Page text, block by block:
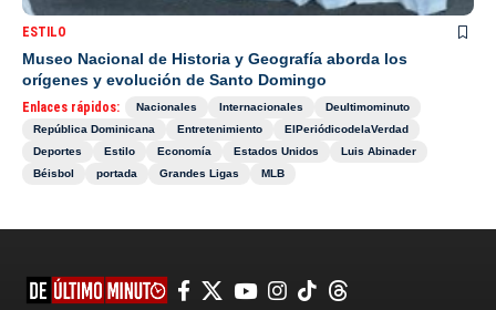
ESTILO
Museo Nacional de Historia y Geografía aborda los
orígenes y evolución de Santo Domingo
Enlaces rápidos: Nacionales Internacionales
Deultimominuto
República Dominicana
Entretenimiento
ElPeriódicodelaVerdad
Deportes
Estilo Economía Estados Unidos
Luis Abinader
Béisbol
portada Grandes Ligas MLB